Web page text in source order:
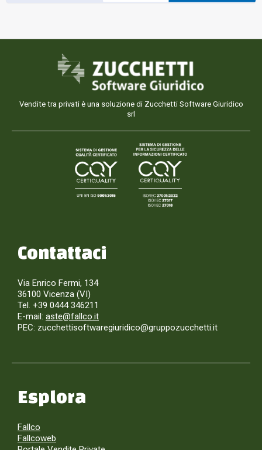
Vendite tra privati è una soluzione di Zucchetti Software Giuridico
srl
Contattaci
Via Enrico Fermi, 134
36100 Vicenza (VI)
Tel. +39 0444 346211
E-mail: aste@fallco.it
PEC: zucchettisoftwaregiuridico@gruppozucchetti.it
Esplora
Fallco
Fallcoweb